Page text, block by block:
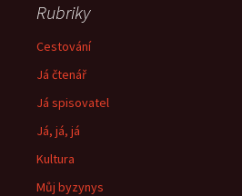
Rubriky
Cestování
Já čtenář
Já spisovatel
Já, já, já
Kultura
Můj byzynys